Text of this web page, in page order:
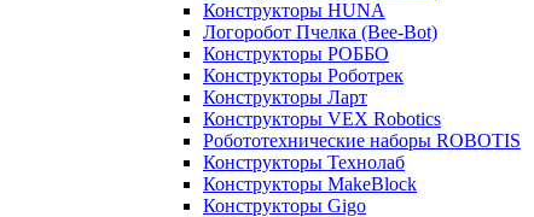
Конструкторы HUNA
Логоробот Пчелка (Bee-Bot)
Конструкторы РОББО
Конструкторы Роботрек
Конструкторы Ларт
Конструкторы VEX Robotics
Робототехнические наборы ROBOTIS
Конструкторы Технолаб
Конструкторы MakeBlock
Конструкторы Gigo